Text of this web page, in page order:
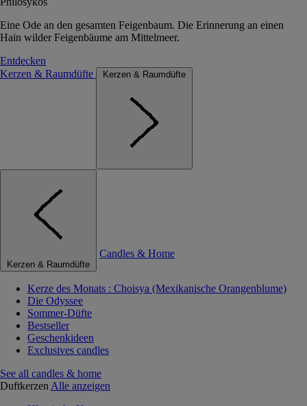
Eine Ode an den gesamten Feigenbaum. Die Erinnerung an einen
Hain wilder Feigenbäume am Mittelmeer.
Entdecken
Kerzen & Raumdüfte
Kerzen & Raumdüfte
Kerzen & Raumdüfte
Candles & Home
Kerze des Monats : Choisya (Mexikanische Orangenblume)
Die Odyssee
Sommer-Düfte
Bestseller
Geschenkideen
Exclusives candles
See all candles & home
Duftkerzen Alle anzeigen